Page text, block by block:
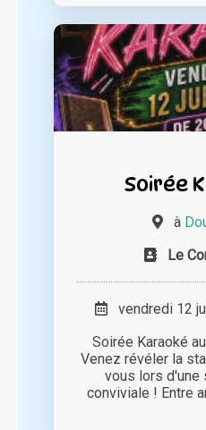
Soirée
à
Le
vendredi 12
Soirée Karaoké
Venez révéler la
vous lors d'une
conviviale ! Entre